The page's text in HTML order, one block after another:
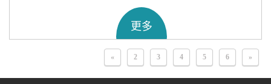
更多
« 2 3 4 5 6 »